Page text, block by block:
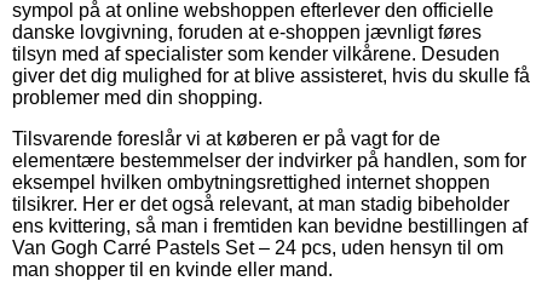
sympol på at online webshoppen efterlever den officielle
danske lovgivning, foruden at e-shoppen jævnligt føres
tilsyn med af specialister som kender vilkårene. Desuden
giver det dig mulighed for at blive assisteret, hvis du skulle få
problemer med din shopping.
Tilsvarende foreslår vi at køberen er på vagt for de
elementære bestemmelser der indvirker på handlen, som for
eksempel hvilken ombytningsrettighed internet shoppen
tilsikrer. Her er det også relevant, at man stadig bibeholder
ens kvittering, så man i fremtiden kan bevidne bestillingen af
Van Gogh Carré Pastels Set – 24 pcs, uden hensyn til om
man shopper til en kvinde eller mand.